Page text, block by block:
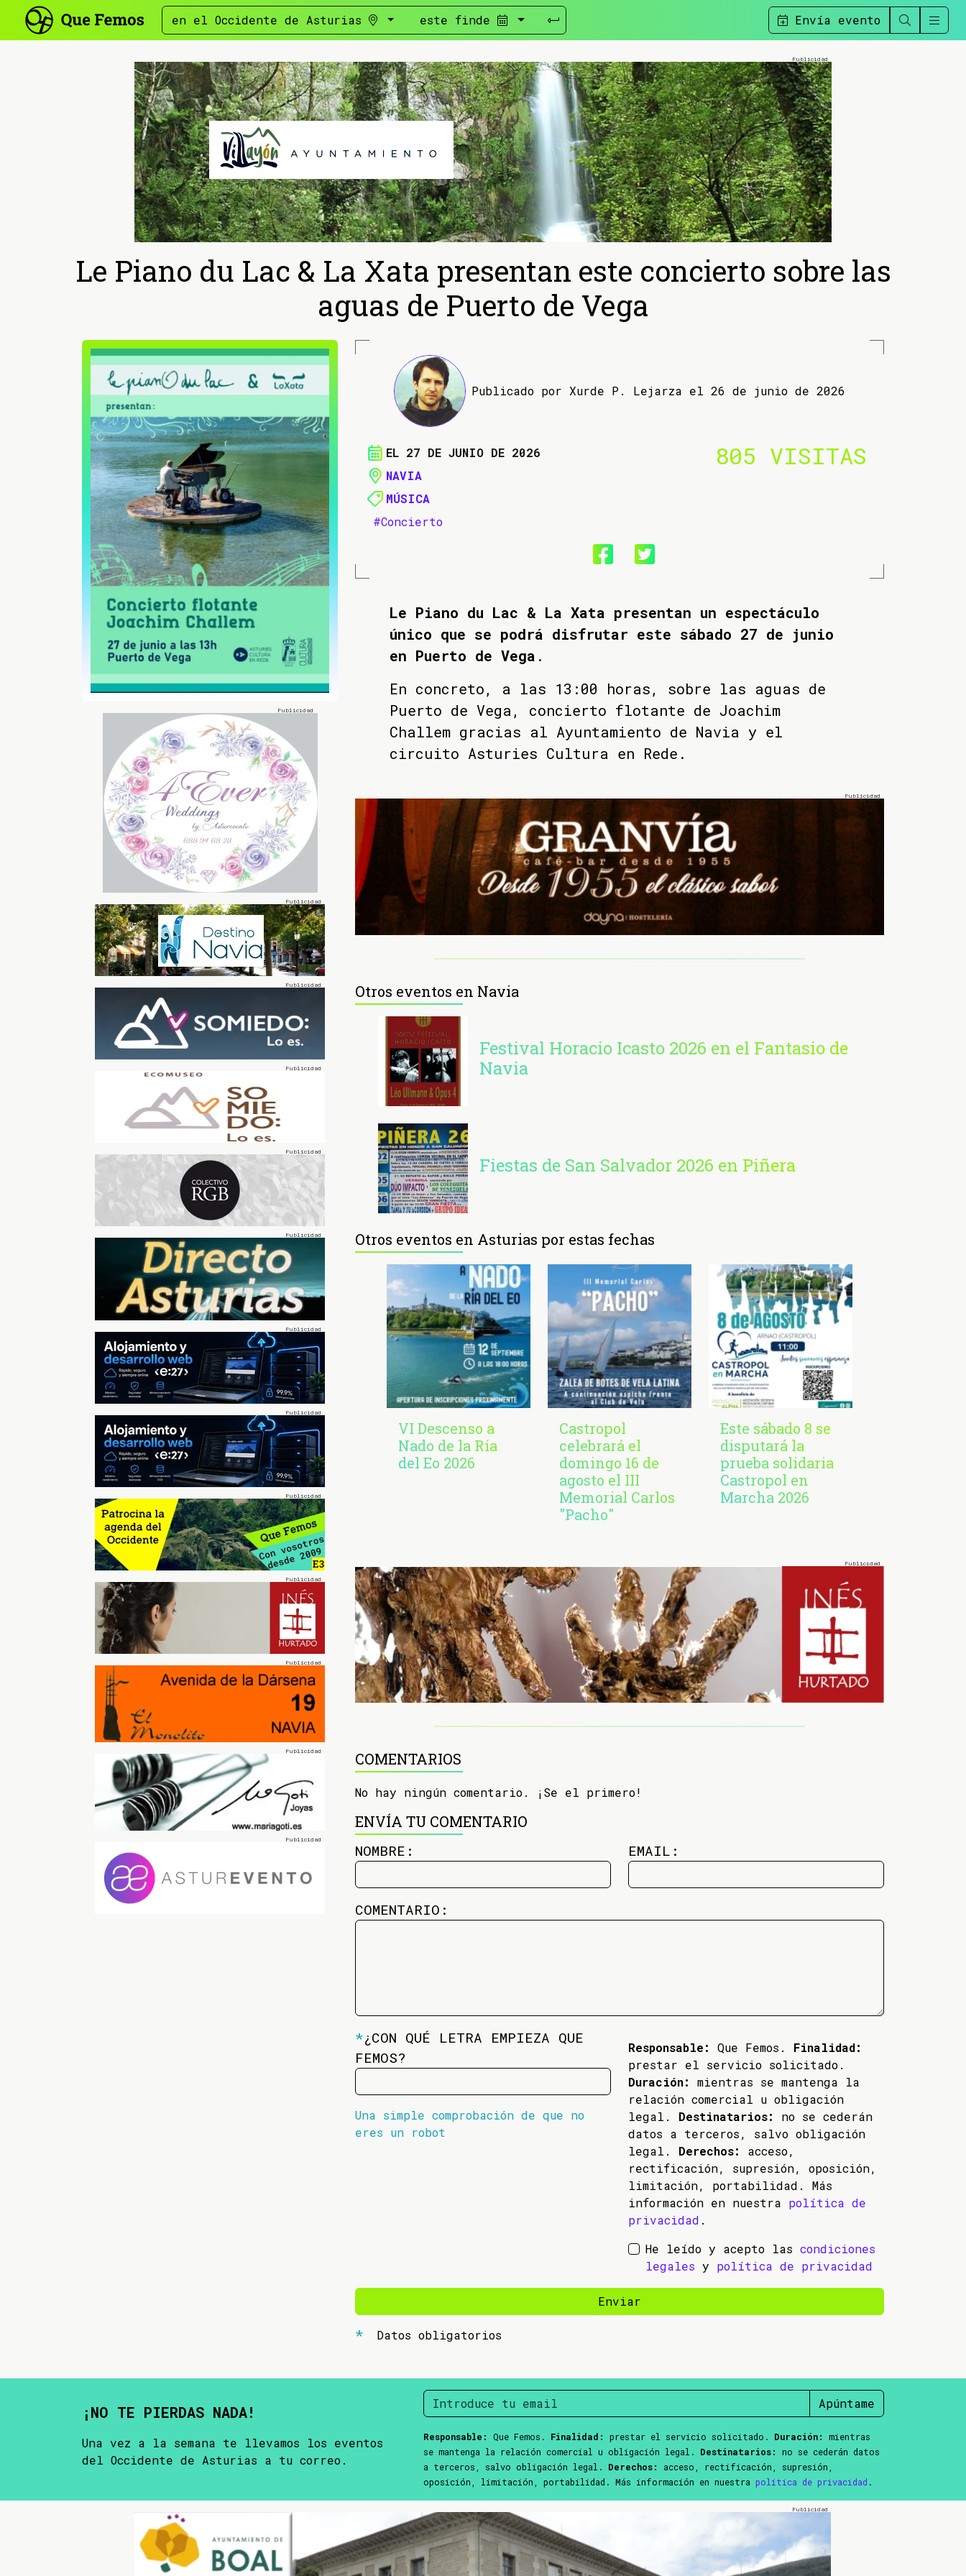
en el Occidente de Asturias este finde Envía evento
Le Piano du Lac & La Xata presentan este concierto sobre las
aguas de Puerto de Vega
Publicado por Xurde P. Lejarza el 26 de junio de 2026
EL 27 DE JUNIO DE 2026
NAVIA
MÚSICA
#Concierto
805 VISITAS
Le Piano du Lac & La Xata presentan un espectáculo
único que se podrá disfrutar este sábado 27 de junio
en Puerto de Vega .
En concreto, a las 13:00 horas, sobre las aguas de
Puerto de Vega, concierto flotante de Joachim
Challem gracias al Ayuntamiento de Navia y el
circuito Asturies Cultura en Rede.
Otros eventos en Navia
Festival Horacio Icasto 2026 en el Fantasio de
Navia
Fiestas de San Salvador 2026 en Piñera
Otros eventos en Asturias por estas fechas
VI Descenso a
Nado de la Ría
del Eo 2026
Castropol
celebrará el
domingo 16 de
agosto el III
Memorial Carlos
"Pacho"
Este sábado 8 se
disputará la
prueba solidaria
Castropol en
Marcha 2026
COMENTARIOS
No hay ningún comentario. ¡Se el primero!
ENVÍA TU COMENTARIO
NOMBRE: EMAIL:
COMENTARIO:
*¿CON QUÉ LETRA EMPIEZA QUE
FEMOS?
Una simple comprobación de que no
eres un robot
Responsable: Que Femos. Finalidad:
prestar el servicio solicitado.
Duración:
mientras se mantenga la
relación comercial u obligación
legal. Destinatarios:
no se cederán
datos a terceros, salvo obligación
legal. Derechos:
acceso,
rectificación, supresión, oposición,
limitación, portabilidad. Más
información en nuestra política de
privacidad .
He leído y acepto las condiciones
legales y política de privacidad
Enviar
Datos obligatorios
¡NO TE PIERDAS NADA!
Una vez a la semana te llevamos los eventos
del Occidente de Asturias a tu correo.
Apúntame
Responsable: Que Femos. Finalidad: prestar el servicio solicitado. Duración:
mientras
se mantenga la relación comercial u obligación legal. Destinatarios:
no se cederán datos
a terceros, salvo obligación legal. Derechos:
acceso, rectificación, supresión,
oposición, limitación, portabilidad. Más información en nuestra política de privacidad .